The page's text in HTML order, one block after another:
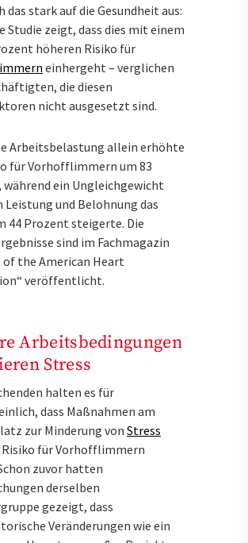
das stark auf die Gesundheit aus:
Studie zeigt, dass dies mit einem
höheren Risiko für
einhergeht – verglichen
die diesen
nicht ausgesetzt sind.
Arbeitsbelastung allein erhöhte
für Vorhofflimmern um 83
ein Ungleichgewicht
Leistung und Belohnung das
44 Prozent steigerte. Die
sind im Fachmagazin
of the American Heart
veröffentlicht.
Arbeitsbedingungen
Stress
halten es für
dass Maßnahmen am
zur Minderung von Stress
Risiko für Vorhofflimmern
zuvor hatten
derselben
gezeigt, dass
Veränderungen wie ein